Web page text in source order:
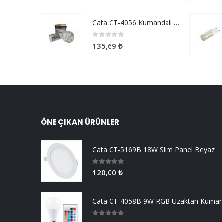
Cata CT-4056 Kumandalı Akvaryum Ve Havuz Aydınlatma
135,69 ₺
ÖNE ÇIKAN ÜRÜNLER
Cata CT-5169B 18W Slim Panel Beyaz
120,00 ₺